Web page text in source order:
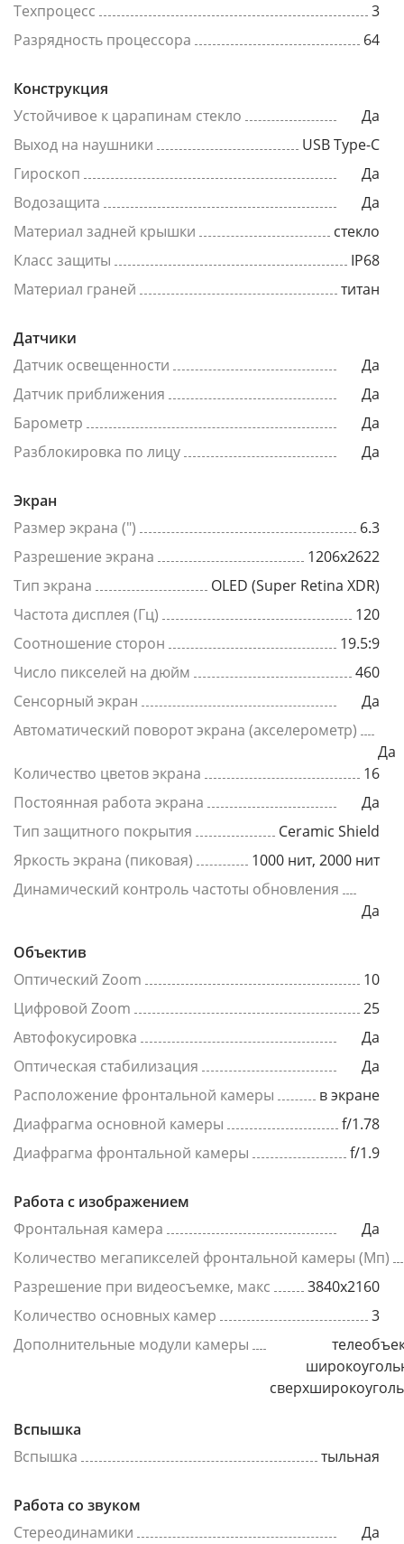
Техпроцесс
3
Разрядность процессора
64
Конструкция
Устойчивое к царапинам стекло
Да
Выход на наушники
USB Type-C
Гироскоп
Да
Водозащита
Да
Материал задней крышки
стекло
Класс защиты
IP68
Материал граней
титан
Датчики
Датчик освещенности
Да
Датчик приближения
Да
Барометр
Да
Разблокировка по лицу
Да
Экран
Размер экрана (")
6.3
Разрешение экрана
1206x2622
Тип экрана
OLED (Super Retina XDR)
Частота дисплея (Гц)
120
Соотношение сторон
19.5:9
Число пикселей на дюйм
460
Сенсорный экран
Да
Автоматический поворот экрана (акселерометр)
Да
Количество цветов экрана
16
Постоянная работа экрана
Да
Тип защитного покрытия
Ceramic Shield
Яркость экрана (пиковая)
1000 нит, 2000 нит
Динамический контроль частоты обновления
Да
Объектив
Оптический Zoom
10
Цифровой Zoom
25
Автофокусировка
Да
Оптическая стабилизация
Да
Расположение фронтальной камеры
в экране
Диафрагма основной камеры
f/1.78
Диафрагма фронтальной камеры
f/1.9
Работа с изображением
Фронтальная камера
Да
Количество мегапикселей фронтальной камеры (Мп)
Разрешение при видеосъемке, макс
3840x2160
Количество основных камер
3
Дополнительные модули камеры
Вспышка
Вспышка
тыльная
Работа со звуком
Стереодинамики
Да